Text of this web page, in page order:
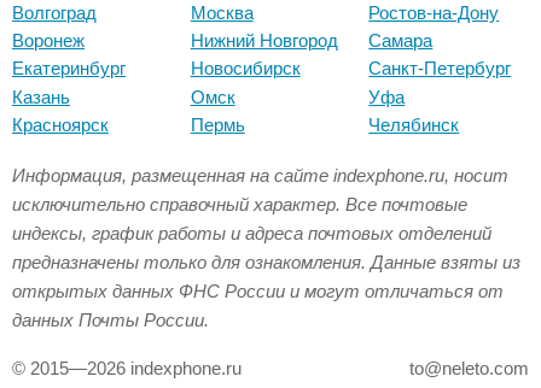
Волгоград
Воронеж
Екатеринбург
Казань
Красноярск
Москва
Нижний Новгород
Новосибирск
Омск
Пермь
Ростов-на-Дону
Самара
Санкт-Петербург
Уфа
Челябинск
Информация, размещенная на сайте indexphone.ru, носит
исключительно справочный характер. Все почтовые
индексы, график работы и адреса почтовых отделений
предназначены только для ознакомления. Данные взяты из
открытых данных ФНС России и могут отличаться от
данных Почты России.
© 2015—2026 indexphone.ru to@neleto.com